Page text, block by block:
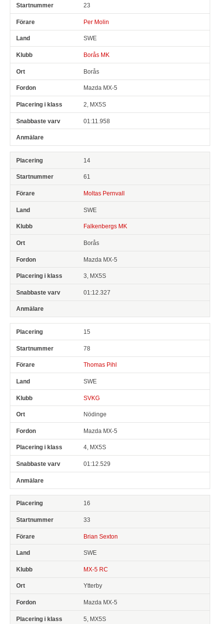
23
Per Molin
SWE
Borås MK
Borås
Mazda MX-5
2, MX5S
01:11.958
14
61
Moltas Pernvall
SWE
Falkenbergs MK
Borås
Mazda MX-5
3, MX5S
01:12.327
15
78
Thomas Pihl
SWE
SVKG
Nödinge
Mazda MX-5
4, MX5S
01:12.529
16
33
Brian Sexton
SWE
MX-5 RC
Ytterby
Mazda MX-5
5, MX5S